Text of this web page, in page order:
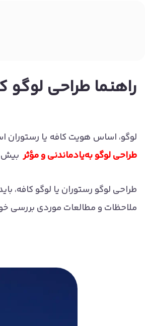
راهنما طراحی لوگو
لوگو، اساس هویت کافه یا رستوران
طراحی لوگو به‌یادماندنی و مؤثر بیش
طراحی لوگو رستوران یا لوگو کافه،
ملاحظات و مطالعات موردی بررسی